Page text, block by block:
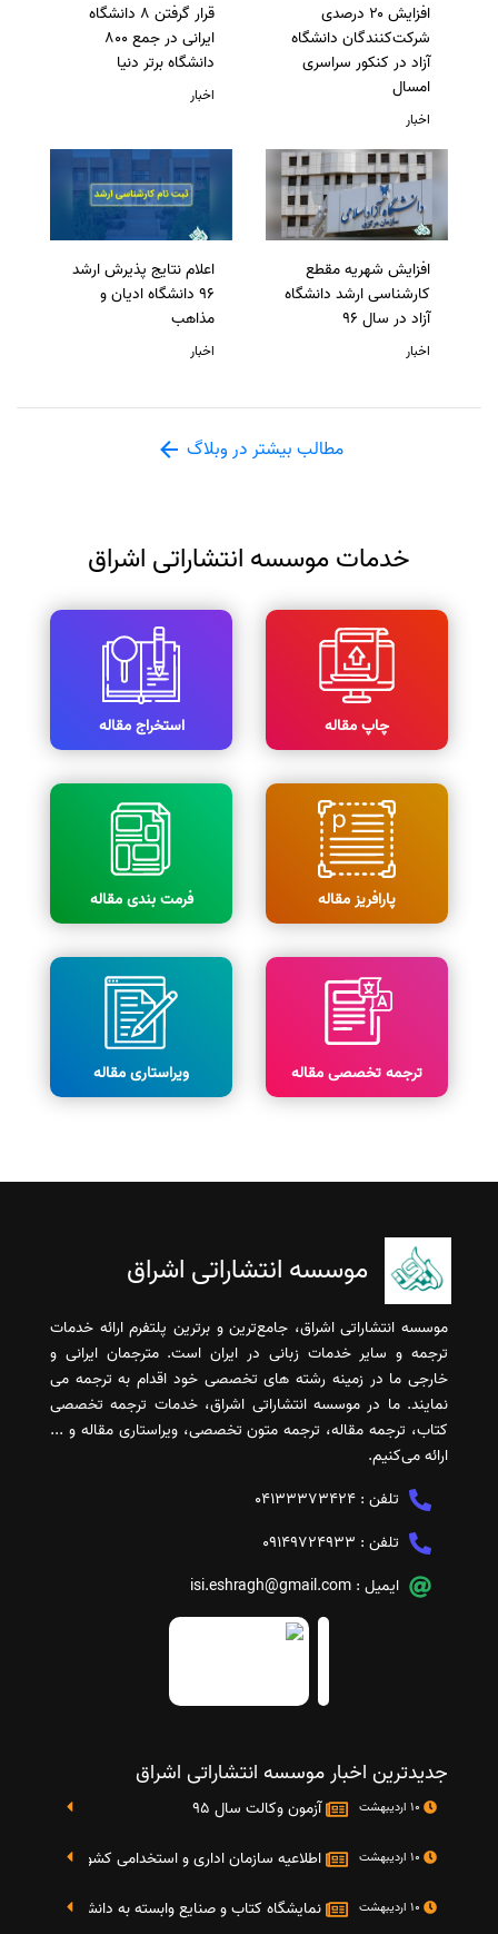
افزایش ۲۰ درصدی
شرکت‌کنندگان دانشگاه
آزاد در کنکور سراسری
امسال
اخبار
قرار گرفتن 8 دانشگاه
ایرانی در جمع 800
دانشگاه برتر دنیا
اخبار
افزایش شهریه مقطع
کارشناسی ارشد دانشگاه
آزاد در سال 96
اخبار
اعلام نتایج پذیرش ارشد
96 دانشگاه ادیان و
مذاهب
اخبار
مطالب بیشتر در وبلاگ
خدمات موسسه انتشاراتی اشراق
چاپ مقاله استخراج مقاله
پارافریز مقاله فرمت بندی مقاله
ترجمه تخصصی مقاله ویراستاری مقاله
موسسه انتشاراتی اشراق
موسسه انتشاراتی اشراق، جامع‌ترین و برترین پلتفرم ارائه خدمات
ترجمه و سایر خدمات زبانی در ایران است. مترجمان ایرانی و
خارجی ما در زمینه رشته های تخصصی خود اقدام به ترجمه می
نمایند. ما در موسسه انتشاراتی اشراق، خدمات ترجمه تخصصی
کتاب، ترجمه مقاله، ترجمه متون تخصصی، ویراستاری مقاله و ...
ارائه می‌کنیم.
تلفن : 04133373424
تلفن : 09149724933
ایمیل : isi.eshragh@gmail.com
جدیدترین اخبار موسسه انتشاراتی اشراق
آزمون وکالت سال 95
اطلاعیه سازمان اداری و استخدامی کشور در خصوص
نمایشگاه کتاب و صنایع وابسته به دانشگاه صنعتی شریف 4 الی 8 مهر